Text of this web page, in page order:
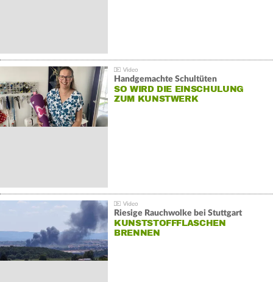
Handgemachte Schultüten
SO WIRD DIE EINSCHULUNG
ZUM KUNSTWERK
Riesige Rauchwolke bei Stuttgart
KUNSTSTOFFFLASCHEN
BRENNEN